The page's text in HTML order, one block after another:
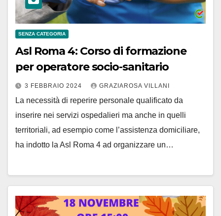
SENZA CATEGORIA
Asl Roma 4: Corso di formazione
per operatore socio-sanitario
3 FEBBRAIO 2024 GRAZIAROSA VILLANI
La necessità di reperire personale qualificato da
inserire nei servizi ospedalieri ma anche in quelli
territoriali, ad esempio come l’assistenza domiciliare,
ha indotto la Asl Roma 4 ad organizzare un…